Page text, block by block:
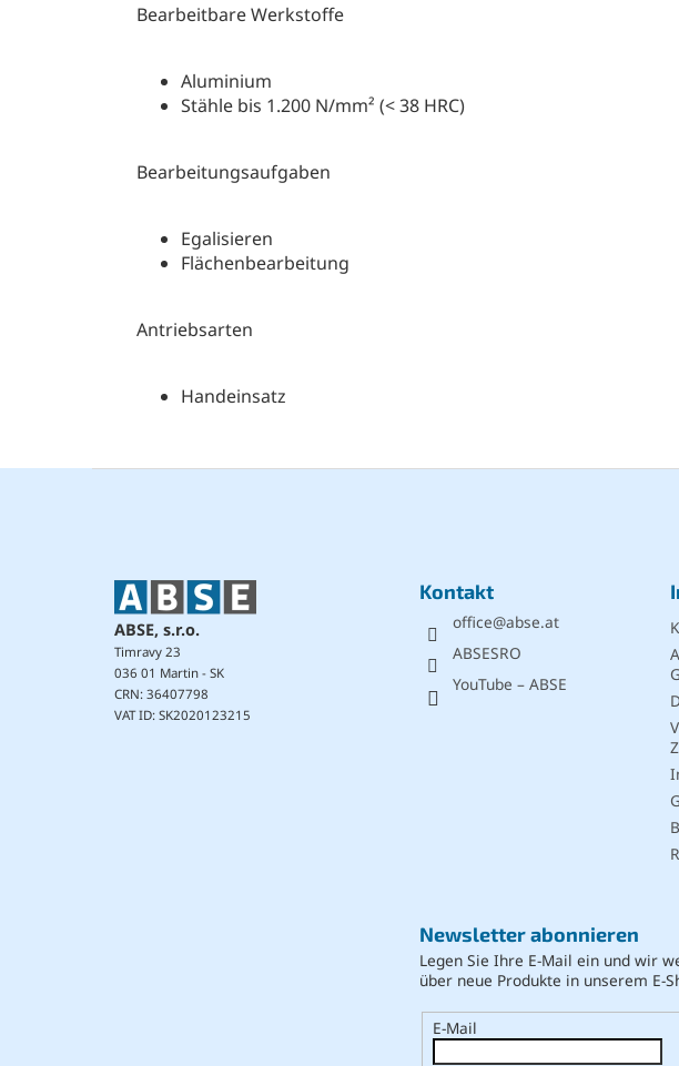
Bearbeitbare Werkstoffe
Aluminium
Stähle bis 1.200 N/mm² (< 38 HRC)
Bearbeitungsaufgaben
Egalisieren
Flächenbearbeitung
Antriebsarten
Handeinsatz
ABSE, s.r.o.
Timravy 23
036 01 Martin - SK
CRN: 36407798
VAT ID: SK2020123215
Kontakt
office@abse.at
ABSESRO
YouTube – ABSE
Newsletter abonnieren
Legen Sie Ihre E-Mail ein und wir
über neue Produkte in unserem E-
E-Mail